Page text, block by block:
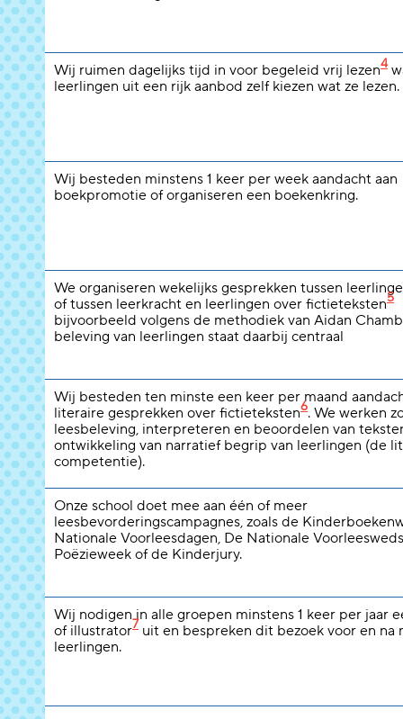
Wij ruimen dagelijks tijd in voor begeleid vrij lezen4
leerlingen uit een rijk aanbod zelf kiezen wat ze lezen.
Wij besteden minstens 1 keer per week aandacht aan
boekpromotie of organiseren een boekenkring.
We organiseren wekelijks gesprekken tussen
of tussen leerkracht en leerlingen over fictieteksten5
bijvoorbeeld volgens de methodiek van Aidan
beleving van leerlingen staat daarbij centraal
Wij besteden ten minste een keer per maand
literaire gesprekken over fictieteksten6. We werken
leesbeleving, interpreteren en beoordelen van
ontwikkeling van narratief begrip van leerlingen (de
competentie).
Onze school doet mee aan één of meer
leesbevorderingscampagnes, zoals de
Nationale Voorleesdagen, De Nationale
Poëzieweek of de Kinderjury.
Wij nodigen in alle groepen minstens 1 keer per jaar
of illustrator7 uit en bespreken dit bezoek voor en na
leerlingen.